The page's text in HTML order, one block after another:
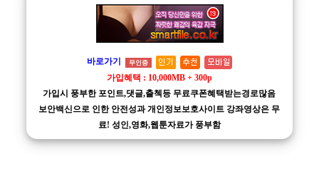
바로가기 무인증
가입혜택 : 10,000MB + 300p
가입시 풍부한 포인트,댓글,출첵등 무료쿠폰혜택받는경로많음
보안백신으로 인한 안전성과 개인정보보호사이트 강좌영상은 무
료! 성인,영화,웹툰자료가 풍부함